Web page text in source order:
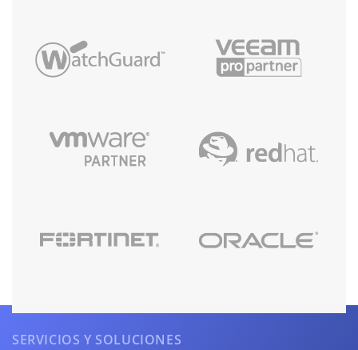
SERVICIOS Y SOLUCIONES